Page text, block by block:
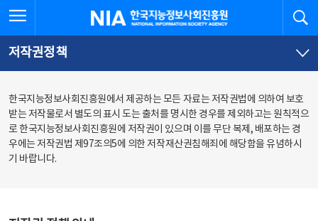
문
로
가
체
뉴
바
가
한국지능정보사회진흥원
저작권정책
한국지능정보사회진흥원에서 제공하는 모든 자료는 저작권법에 의하여 보호
받는 저작물로서 별도의 표시 도는 출처를 명시한 경우를 제외하고는 원칙적으
로 한국지능정보사회진흥원에 저작권이 있으며 이를 무단 복제, 배포하는 경
우에는 저작권법 제97조의5에 의한 저작재산권침해죄에 해당함을 유념하시
기 바랍니다.